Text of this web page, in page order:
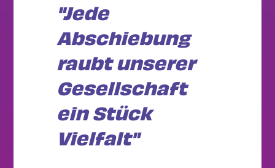
"Jede
Abschiebung
raubt unserer
Gesellschaft
ein Stück
Vielfalt"